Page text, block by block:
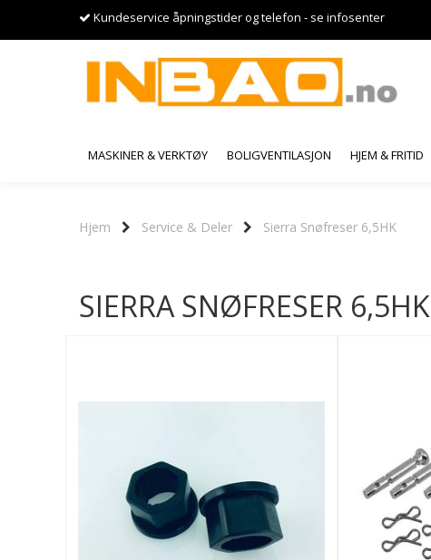
Kundeservice åpningstider og telefon - se infosenter
MASKINER & VERKTØY BOLIGVENTILASJON HJEM & FRITID
Hjem Service & Deler Sierra Snøfreser 6,5HK
SIERRA SNØFRESER 6,5HK